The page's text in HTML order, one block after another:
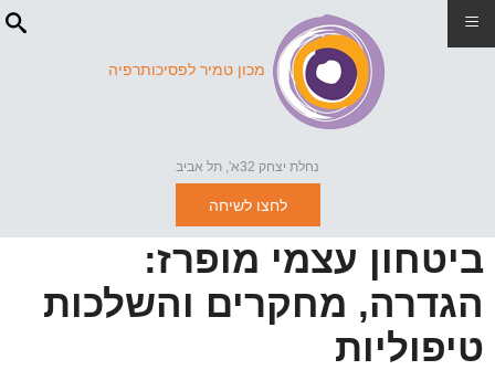
מכון טמיר לפסיכותרפיה
נחלת יצחק 32א', תל אביב
לחצו לשיחה
ביטחון עצמי מופרז:
הגדרה, מחקרים והשלכות
טיפוליות
≡